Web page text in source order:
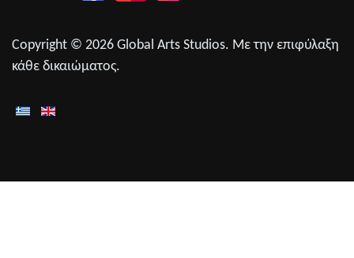
Copyright © 2026 Global Arts Studios. Με την επιφύλαξη
κάθε δικαιώματος.